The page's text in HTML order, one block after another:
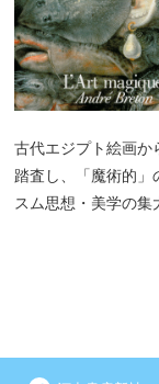
古代エジプト絵画か
踏査し、「魔術的」
スム思想・美学の集